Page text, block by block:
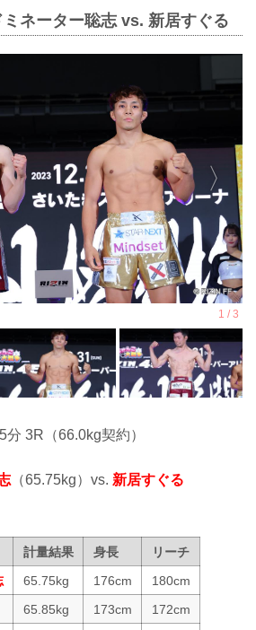
ネーター聡志 vs. 新居すぐる
3R（66.0kg契約）
（65.75kg）vs. 新居すぐる
計量結果 身長
リーチ
65.75kg 176cm
180cm
65.85kg 173cm
172cm